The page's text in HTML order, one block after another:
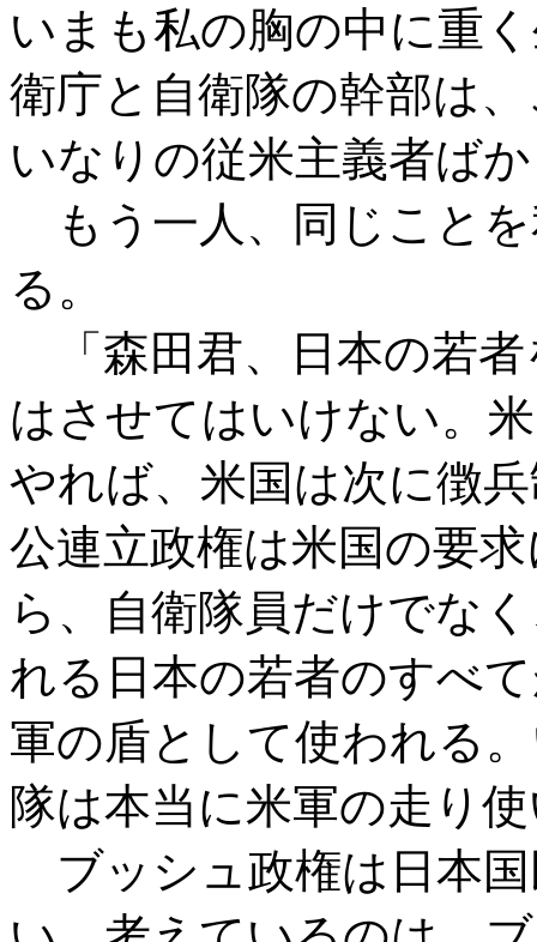
いまも私の胸の中に重
衛庁と自衛隊の幹部は
いなりの従米主義者ば
もう一人、同じこと
る。
「森田君、日本の若
はさせてはいけない。
やれば、米国は次に徴
公連立政権は米国の要
ら、自衛隊員だけでな
れる日本の若者のすべ
軍の盾として使われる
隊は本当に米軍の走り
ブッシュ政権は日本